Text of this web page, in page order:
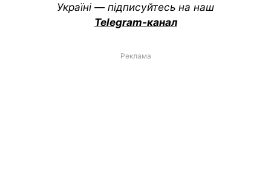
Україні — підписуйтесь на наш
Telegram-канал
Реклама